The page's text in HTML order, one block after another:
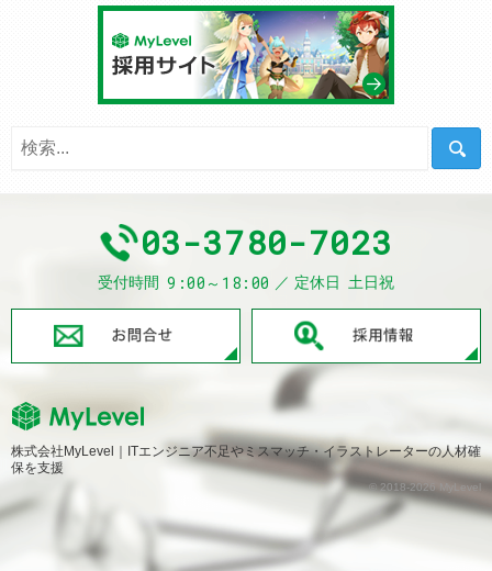
03-3780-7023
受付時間 9:00～18:00 定休日 土日祝
お問合せ
© 2018-2026 MyLevel
株式会社MyLevel｜ITエンジニア不足やミスマッチ・イラストレーターの人材確
保を支援